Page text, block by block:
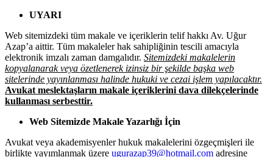
UYARI
Web sitemizdeki tüm makale ve içeriklerin telif hakkı Av. Uğur
Azap’a aittir. Tüm makaleler hak sahipliğinin tescili amacıyla
elektronik imzalı zaman damgalıdır. Sitemizdeki makalelerin
kopyalanarak veya özetlenerek izinsiz bir şekilde başka web
sitelerinde yayınlanması halinde hukuki ve cezai işlem yapılacaktır.
Avukat meslektaşların makale içeriklerini dava dilekçelerinde
kullanması serbesttir.
Web Sitemizde Makale Yazarlığı İçin
Avukat veya akademisyenler hukuk makalelerini özgeçmişleri ile
birlikte yayımlanmak üzere ugurazap39@hotmail.com adresine